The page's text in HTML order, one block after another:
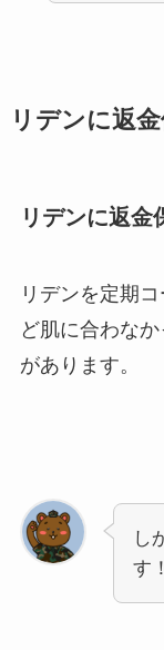
リデンに返
リデンに返金
リデンを定期
ど肌に合わなか
があります。
し
す！